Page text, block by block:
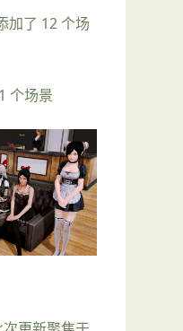
加了 12 个场
个场景